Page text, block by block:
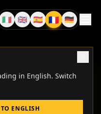
🇮🇹
IT 🇬🇧EN🇪🇸
ES 🇫🇷
FR🇩🇪DE
in English. Switch
ENGLISH